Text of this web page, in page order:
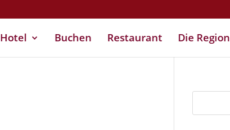
Hotel Buchen Restaurant Die Region